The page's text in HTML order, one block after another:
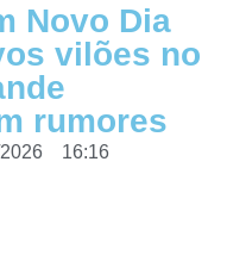
Novo Dia
vilões no
rumores
16:16